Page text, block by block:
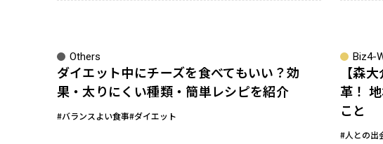
Others
ダイエット中にチーズを食べてもいい？効
果・太りにくい種類・簡単レシピを紹介
#バランスよい食事#ダイエット
Biz4-
【森
革！
こと
#人との出